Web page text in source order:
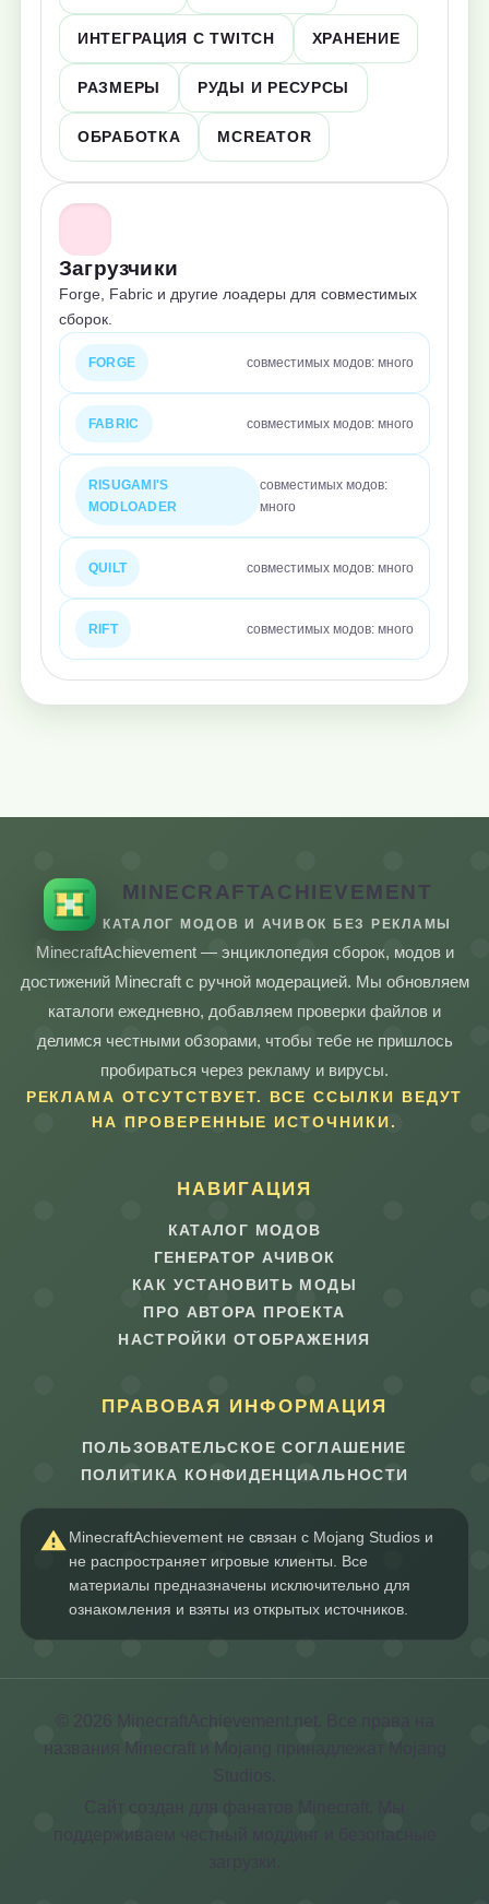
ИНТЕГРАЦИЯ С TWITCH ХРАНЕНИЕ
РАЗМЕРЫ РУДЫ И РЕСУРСЫ
ОБРАБОТКА MCREATOR
Загрузчики
Forge, Fabric и другие лоадеры для совместимых
сборок.
FORGE совместимых модов: много
FABRIC совместимых модов: много
RISUGAMI'S
MODLOADER
совместимых модов:
много
QUILT совместимых модов: много
RIFT совместимых модов: много
MINECRAFTACHIEVEMENT
КАТАЛОГ МОДОВ И АЧИВОК БЕЗ РЕКЛАМЫ
MinecraftAchievement — энциклопедия сборок, модов и
достижений Minecraft с ручной модерацией. Мы обновляем
каталоги ежедневно, добавляем проверки файлов и
делимся честными обзорами, чтобы тебе не пришлось
пробираться через рекламу и вирусы.
РЕКЛАМА ОТСУТСТВУЕТ. ВСЕ ССЫЛКИ ВЕДУТ
НА ПРОВЕРЕННЫЕ ИСТОЧНИКИ.
НАВИГАЦИЯ
КАТАЛОГ МОДОВ
ГЕНЕРАТОР АЧИВОК
КАК УСТАНОВИТЬ МОДЫ
ПРО АВТОРА ПРОЕКТА
НАСТРОЙКИ ОТОБРАЖЕНИЯ
ПРАВОВАЯ ИНФОРМАЦИЯ
ПОЛЬЗОВАТЕЛЬСКОЕ СОГЛАШЕНИЕ
ПОЛИТИКА КОНФИДЕНЦИАЛЬНОСТИ
MinecraftAchievement не связан с Mojang Studios и
не распространяет игровые клиенты. Все
материалы предназначены исключительно для
ознакомления и взяты из открытых источников.
© 2026 MinecraftAchievement.net. Все права на
названия Minecraft и Mojang принадлежат Mojang
Сайт создан для фанатов Minecraft. Мы
поддерживаем честный моддинг и безопасные